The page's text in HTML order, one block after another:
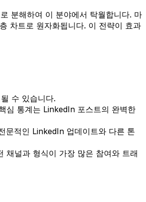
분해하여 이 분야에서 탁월합니다. 마
차트로 원자화됩니다. 이 전략이 효과
수 있습니다.
심 통계는 LinkedIn 포스트의 완벽한
문적인 LinkedIn 업데이트와 다른 톤
채널과 형식이 가장 많은 참여와 트래